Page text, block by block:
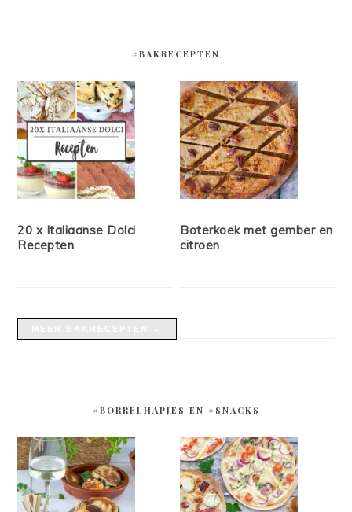
#BAKRECEPTEN
20 x Italiaanse Dolci
Recepten
Boterkoek met gember en
citroen
#BORRELHAPJES EN #SNACKS